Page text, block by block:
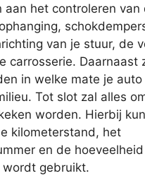
aan het controleren van
van je stuur, de
carrosserie. Daarnaast
in welke mate je
Tot slot zal alles
worden. Hierbij
kilometerstand, het
en de hoeveelheid
gebruikt.